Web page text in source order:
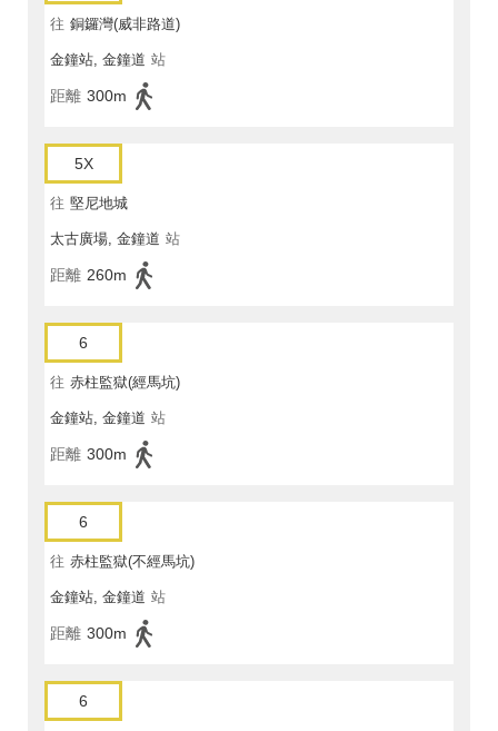
往 銅鑼灣(威非路道)
金鐘站, 金鐘道 站
距離 300m
5X
往 堅尼地城
太古廣場, 金鐘道 站
距離 260m
6
往 赤柱監獄(經馬坑)
金鐘站, 金鐘道 站
距離 300m
6
往 赤柱監獄(不經馬坑)
金鐘站, 金鐘道 站
距離 300m
6